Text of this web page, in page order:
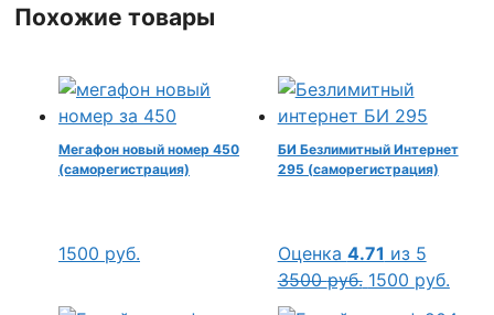
Похожие товары
Мегафон новый номер 450
(саморегистрация)
1500 руб.
БИ Безлимитный Интернет
295 (саморегистрация)
Оценка 4.71 из 5
3500руб. 1500 руб.